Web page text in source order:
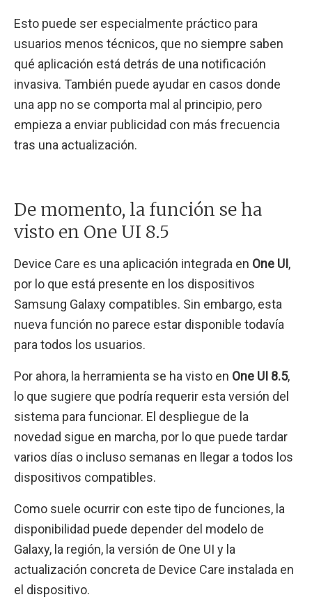
Esto puede ser especialmente práctico para
usuarios menos técnicos, que no siempre saben
qué aplicación está detrás de una notificación
invasiva. También puede ayudar en casos donde
una app no se comporta mal al principio, pero
empieza a enviar publicidad con más frecuencia
tras una actualización.
De momento, la función se ha
visto en One UI 8.5
Device Care es una aplicación integrada en One UI,
por lo que está presente en los dispositivos
Samsung Galaxy compatibles. Sin embargo, esta
nueva función no parece estar disponible todavía
para todos los usuarios.
Por ahora, la herramienta se ha visto en One UI 8.5,
lo que sugiere que podría requerir esta versión del
sistema para funcionar. El despliegue de la
novedad sigue en marcha, por lo que puede tardar
varios días o incluso semanas en llegar a todos los
dispositivos compatibles.
Como suele ocurrir con este tipo de funciones, la
disponibilidad puede depender del modelo de
Galaxy, la región, la versión de One UI y la
actualización concreta de Device Care instalada en
el dispositivo.